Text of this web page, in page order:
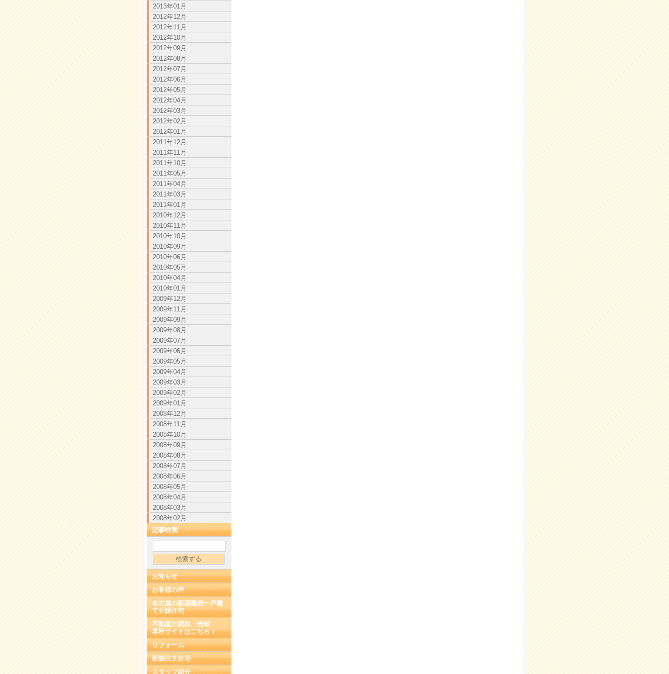
2013年01月
2012年12月
2012年11月
2012年10月
2012年09月
2012年08月
2012年07月
2012年06月
2012年05月
2012年04月
2012年03月
2012年02月
2012年01月
2011年12月
2011年11月
2011年10月
2011年05月
2011年04月
2011年03月
2011年01月
2010年12月
2010年11月
2010年10月
2010年09月
2010年06月
2010年05月
2010年04月
2010年01月
2009年12月
2009年11月
2009年09月
2009年08月
2009年07月
2009年06月
2009年05月
2009年04月
2009年03月
2009年02月
2009年01月
2008年12月
2008年11月
2008年10月
2008年09月
2008年08月
2008年07月
2008年06月
2008年05月
2008年04月
2008年03月
2008年02月
記事検索
お知らせ
お客様の声
名古屋の新築建売一戸建
て分譲住宅
不動産の買取・売却
専用サイトはこちら！
リフォーム
新築注文住宅
スタッフ紹介